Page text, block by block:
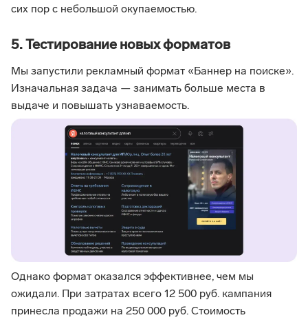
сих пор с небольшой окупаемостью.
5. Тестирование новых форматов
Мы запустили рекламный формат «Баннер на поиске».
Изначальная задача — занимать больше места в
выдаче и повышать узнаваемость.
Однако формат оказался эффективнее, чем мы
ожидали. При затратах всего 12 500 руб. кампания
принесла продажи на 250 000 руб. Стоимость